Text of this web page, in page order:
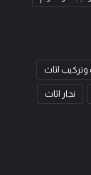
اثاث
نجار اثاث